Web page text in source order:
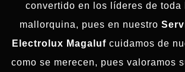
convertido en los líderes de toda
mallorquina, pues en nuestro
Electrolux Magaluf cuidamos de
como se merecen, pues valoramos